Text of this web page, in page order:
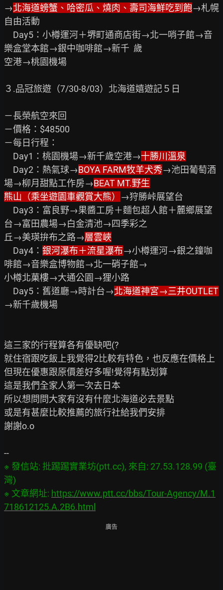
→北海道螃蟹、哈密瓜、燒肉、壽司海鮮吃到飽→札幌
自由活動
Day5：小樽運河＋堺町通商店街→北一哨子館→音
樂盒堂本館→銀中咖啡館→新千  歲
空港→桃園機場
３.品冠旅遊（7/30-8/03）北海道嬉遊記５日
－長榮航空來回
－價格：$48500
－每日行程：
Day1：桃園機場→新千歲空港→十勝川溫泉
Day2：熱氣球→BOYA FARM牧羊犬秀→池田葡萄酒
場→柳月甜點工作房→BEAT MT.野生
熊山（乘坐遊園車觀賞大熊） →狩勝峠展望台
Day3：富良野→果醬工房＋麵包超人館＋麓鄉展望
台→富田農場→白金清池→四季彩之
丘→美瑛拚布之路→層雲峽
Day4： 銀河瀑布＋流星瀑布→小樽運河→銀之鐘咖
啡館→音樂盒博物館→北一硝子館→
小樽北菓樓→大通公園→狸小路
Day5：舊道廳→時計台→北海道神宮→三井OUTLET
→新千歲機場
這三家的行程算各有優缺吧(?
就住宿跟吃飯上我覺得2比較有特色，也反應在價格上
但現在優惠跟原價差好多喔!覺得有點划算
這是我們全家人第一次去日本
所以想問問大家有沒有什麼北海道必去景點
或是有甚麼比較推薦的旅行社給我們安排
謝謝o.o
※ 發信站: 批踢踢實業坊(ptt.cc), 來自: 27.53.128.99 (臺
灣)
※ 文章網址: https://www.ptt.cc/bbs/Tour-Agency/M.1
718612125.A.2B6.html
廣告